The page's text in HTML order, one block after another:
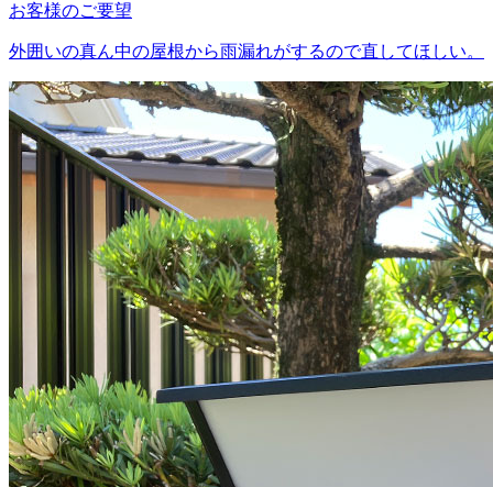
お客様のご要望
外囲いの真ん中の屋根から雨漏れがするので直してほしい。